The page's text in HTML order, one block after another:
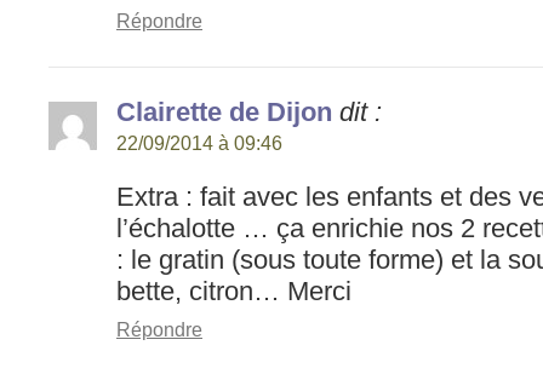
Répondre
Clairette de Dijon dit :
22/09/2014 à 09:46
Extra : fait avec les enfants et des
l’échalotte … ça enrichie nos 2
: le gratin (sous toute forme) et la
bette, citron… Merci
Répondre